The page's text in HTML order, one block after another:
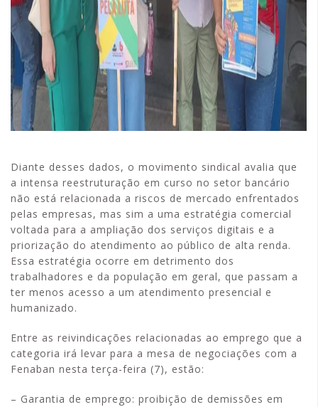
Diante desses dados, o movimento sindical avalia que
a intensa reestruturação em curso no setor bancário
não está relacionada a riscos de mercado enfrentados
pelas empresas, mas sim a uma estratégia comercial
voltada para a ampliação dos serviços digitais e a
priorização do atendimento ao público de alta renda.
Essa estratégia ocorre em detrimento dos
trabalhadores e da população em geral, que passam a
ter menos acesso a um atendimento presencial e
humanizado.
Entre as reivindicações relacionadas ao emprego que a
categoria irá levar para a mesa de negociações com a
Fenaban nesta terça-feira (7), estão:
– Garantia de emprego: proibição de demissões em